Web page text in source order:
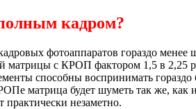
кадром?
фотоаппаратов гораздо
с КРОП фактором 1,5 в 2,25
способны воспринимать
матрица будет шуметь так же, как
незаметно.